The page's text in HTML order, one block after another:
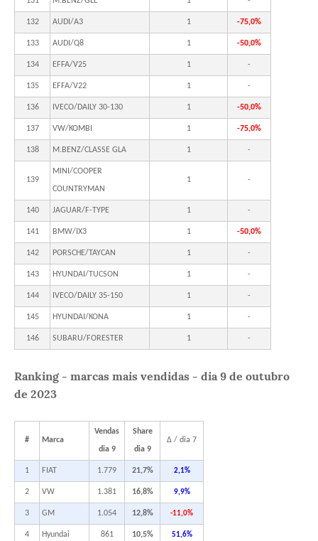
132 AUDI/A3 1 -75,0%
133 AUDI/Q8 1 -50,0%
134 EFFA/V25 1 -
135 EFFA/V22 1 -
136 IVECO/DAILY 30-130 1 -50,0%
137 VW/KOMBI 1 -75,0%
138 M.BENZ/CLASSE GLA 1 -
139
MINI/COOPER
COUNTRYMAN
1 -
140 JAGUAR/F-TYPE 1 -
141 BMW/IX3 1 -50,0%
142 PORSCHE/TAYCAN 1 -
143 HYUNDAI/TUCSON 1 -
144 IVECO/DAILY 35-150 1 -
145 HYUNDAI/KONA 1 -
146 SUBARU/FORESTER 1 -
Ranking - marcas mais vendidas - dia 9 de outubro
de 2023
# Marca
Vendas
dia 9
Share
dia 9
Δ / dia 7
1 FIAT 1.779 21,7% 2,1%
2 VW 1.381 16,8% 9,9%
3 GM 1.054 12,8% -11,0%
4 Hyundai 861 10,5% 51,6%